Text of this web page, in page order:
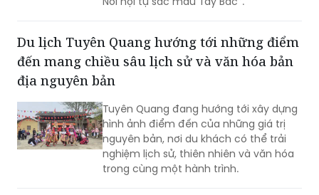
Du lịch Tuyên Quang hướng tới những điểm
đến mang chiều sâu lịch sử và văn hóa bản
địa nguyên bản
Tuyên Quang đang hướng tới xây dựng
hình ảnh điểm đến của những giá trị
nguyên bản, nơi du khách có thể trải
nghiệm lịch sử, thiên nhiên và văn hóa
trong cùng một hành trình.